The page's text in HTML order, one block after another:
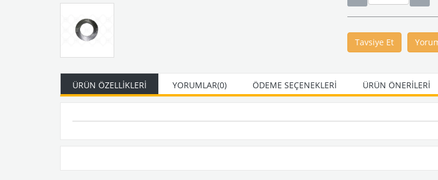
Tavsiye Et
ÜRÜN ÖZELLIKLERI YORUMLAR(0) ÖDEME SEÇENEKLERI ÜRÜN ÖNERILERI